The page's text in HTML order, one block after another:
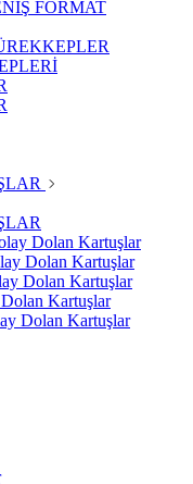
FORMAT
Dolan Kartuşlar
Dolan Kartuşlar
Dolan Kartuşlar
Kartuşlar
Dolan Kartuşlar